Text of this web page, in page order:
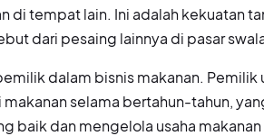
di tempat lain. Ini adalah kekuatan
dari pesaing lainnya di pasar
dalam bisnis makanan.
makanan selama bertahun-tahun,
baik dan mengelola usaha